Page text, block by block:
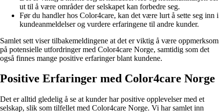
ut til å være områder der selskapet kan forbedre seg.
Før du handler hos Color4care, kan det være lurt å sette seg inn i
kundeanmeldelser og vurdere erfaringene til andre kunder.
Samlet sett viser tilbakemeldingene at det er viktig å være oppmerksom
på potensielle utfordringer med Color4care Norge, samtidig som det
også finnes mange positive erfaringer blant kundene.
Positive Erfaringer med Color4care Norge
Det er alltid gledelig å se at kunder har positive opplevelser med et
selskap, slik som tilfellet med Color4care Norge. Vi har samlet inn